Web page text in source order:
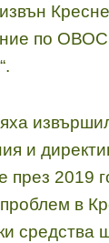
по ОВОС
и
през 2019
в
средства